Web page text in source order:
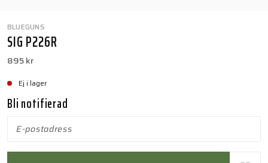
BLUEGUNS
SIG P226R
895 kr
Ej i lager
Bli notifierad